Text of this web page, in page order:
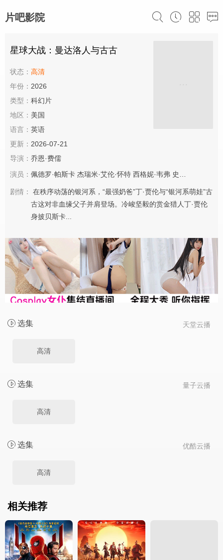
片吧影院
星球大战：曼达洛人与古古
状态： 高清
年份： 2026
类型： 科幻片
地区： 美国
语言： 英语
更新： 2026-07-21
导演： 乔恩·费儒
演员： 佩德罗·帕斯卡 杰瑞米·艾伦·怀特 西格妮·韦弗 史蒂夫·布卢姆
剧情：
在秩序动荡的银河系，“最强奶爸”丁·贾伦与“银河系萌娃”古
古这对非血缘父子并肩登场。冷峻坚毅的赏金猎人丁·贾伦
身披贝斯卡...
天堂云播
选集
高清
量子云播
选集
高清
优酷云播
选集
高清
相关推荐